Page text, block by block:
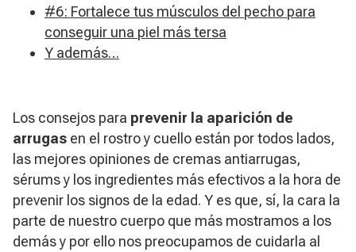
#6: Fortalece tus músculos del pecho para
conseguir una piel más tersa
Y además…
Los consejos para prevenir la aparición de
arrugas en el rostro y cuello están por todos lados,
las mejores opiniones de cremas antiarrugas,
sérums y los ingredientes más efectivos a la hora de
prevenir los signos de la edad. Y es que, sí, la cara la
parte de nuestro cuerpo que más mostramos a los
demás y por ello nos preocupamos de cuidarla al